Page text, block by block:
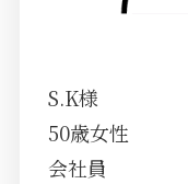
S.K様
50歳女性
会社員